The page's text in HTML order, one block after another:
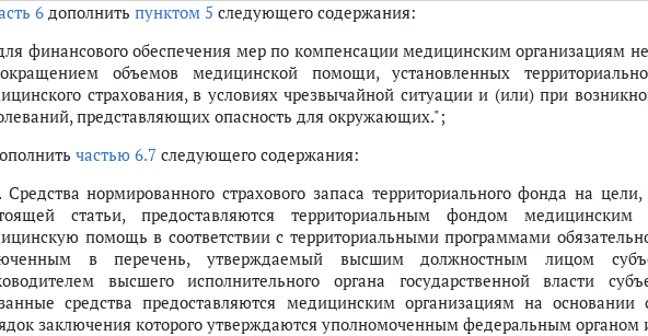
6дополнить пунктом 5 следующего содержания:
финансового обеспечения мер по компенсации медицинским организациям
объемов медицинской помощи, установленных
страхования, в условиях чрезвычайной ситуации и (или) при
представляющих опасность для окружающих.";
частью 6.7 следующего содержания:
Средства нормированного страхового запаса территориального фонда на
статьи, предоставляются территориальным фондом
помощь в соответствии с территориальными программами
в перечень, утверждаемый высшим должностным лицом
высшего исполнительного органа государственной власти
средства предоставляются медицинским организациям на
заключения которого утверждаются уполномоченным федеральным органом